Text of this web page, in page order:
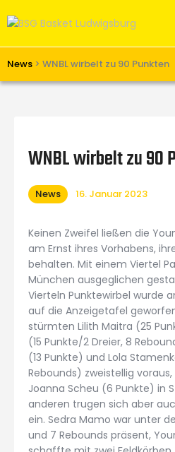
News > WNBL wirbelt zu 90 Punkten
Verein
Unterstützen
Links
WNBL wirbelt zu 90
News 16. Januar 2023
Keinen Zweifel ließen die
am Ernst ihres Vorhabens,
behalten. Mit einem Viertel
München ausgeglichen
Vierteln Punktewirbel wurde
auf die Anzeigetafel
stürmten Lilith Maitra (25
(15 Punkte/2 Dreier, 8
(13 Punkte) und Lola
Rebounds) zweistellig
Joanna Scheu (6 Punkte) in
anderen trugen sich aber
ein. Sedra Mamo war unter
und 7 Rebounds präsent,